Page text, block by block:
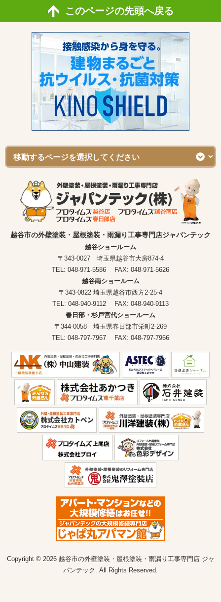
このページの先頭へ戻る
越谷市の外壁塗装・屋根塗装・雨漏り工事専門店ジャパンテック
越谷ショールーム
〒343-0027 埼玉県越谷市大房874-4
TEL: 048-971-5586 FAX: 048-971-5626
越谷南ショールーム
〒343-0822 埼玉県越谷市西方2-25-4
TEL: 048-940-9112 FAX: 048-940-9113
春日部・杉戸宮代ショールーム
〒344-0058 埼玉県春日部市栄町2-269
TEL: 048-797-7967 FAX: 048-797-7966
Copyright © 2026 越谷市の外壁塗装・屋根塗装・雨漏り工事専門店 ジャ
パンテック. All Rights Reserved.